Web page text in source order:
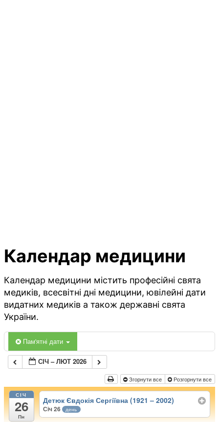
Календар медицини
Календар медицини містить професійні свята
медиків, всесвітні дні медицини, ювілейні дати
видатних медиків а також державні свята
України.
Пам'ятні дати
СІЧ – ЛЮТ 2026
Згорнути все Розгорнути все
СІЧ
26
Пн
Детюк Євдокія Сергіївна (1921 – 2002)
Січ 26 день